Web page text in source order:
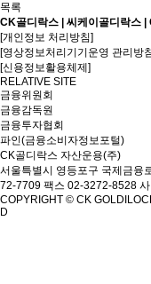
목록
CK골디락스 | 씨케이골디락스
[개인정보 처리방침]
[영상정보처리기기운영 관리방
[신용정보활용체제]
RELATIVE SITE
금융위원회
금융감독원
금융투자협회
파인(금융소비자정보포털)
CK골디락스 자산운용(주)
서울특별시 영등포구 국제금융
72-7709 팩스 02-3272-8528
COPYRIGHT © CK
D